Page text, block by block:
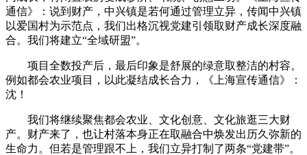
通信》：说到财产，中兴镇是若何通过管理立异，传闻中兴镇
以爱国村为示范点，我们出格沉视党建引领取财产成长深度融
合。我们将建立“全域研盟”。
项目全数投产后，最后印象是舒展的绿意取整洁的村容。
例如都会农业项目，以此凝结成长合力，《上海宣传通信》：
沈！
我们将继续聚焦都会农业、文化创意、文化旅逛三大财
产。财产来了，也让村落本身正在取融合中焕发出历久弥新的
生命力。但若是管理跟不上，我们立异打制了两条“党建带”。